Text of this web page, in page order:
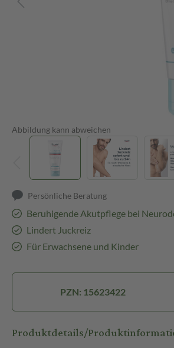
Abbildung kann abweichen
Persönliche Beratung
Beruhigende Akutpflege bei
Lindert Juckreiz
Für Erwachsene und Kinder
PZN: 15623422
Produktdetails/